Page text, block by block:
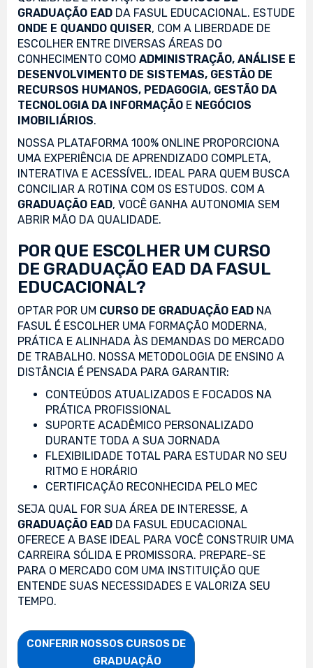
GRADUAÇÃO EAD DA FASUL EDUCACIONAL. ESTUDE
ONDE E QUANDO QUISER, COM A LIBERDADE DE
ESCOLHER ENTRE DIVERSAS ÁREAS DO
CONHECIMENTO COMO ADMINISTRAÇÃO, ANÁLISE E
DESENVOLVIMENTO DE SISTEMAS, GESTÃO DE
RECURSOS HUMANOS, PEDAGOGIA, GESTÃO DA
TECNOLOGIA DA INFORMAÇÃO E NEGÓCIOS
IMOBILIÁRIOS.
NOSSA PLATAFORMA 100% ONLINE PROPORCIONA
UMA EXPERIÊNCIA DE APRENDIZADO COMPLETA,
INTERATIVA E ACESSÍVEL, IDEAL PARA QUEM BUSCA
CONCILIAR A ROTINA COM OS ESTUDOS. COM A
GRADUAÇÃO EAD, VOCÊ GANHA AUTONOMIA SEM
ABRIR MÃO DA QUALIDADE.
POR QUE ESCOLHER UM CURSO
DE GRADUAÇÃO EAD DA FASUL
EDUCACIONAL?
OPTAR POR UM CURSO DE GRADUAÇÃO EAD NA
FASUL É ESCOLHER UMA FORMAÇÃO MODERNA,
PRÁTICA E ALINHADA ÀS DEMANDAS DO MERCADO
DE TRABALHO. NOSSA METODOLOGIA DE ENSINO A
DISTÂNCIA É PENSADA PARA GARANTIR:
CONTEÚDOS ATUALIZADOS E FOCADOS NA
PRÁTICA PROFISSIONAL
SUPORTE ACADÊMICO PERSONALIZADO
DURANTE TODA A SUA JORNADA
FLEXIBILIDADE TOTAL PARA ESTUDAR NO SEU
RITMO E HORÁRIO
CERTIFICAÇÃO RECONHECIDA PELO MEC
SEJA QUAL FOR SUA ÁREA DE INTERESSE, A
GRADUAÇÃO EAD DA FASUL EDUCACIONAL
OFERECE A BASE IDEAL PARA VOCÊ CONSTRUIR UMA
CARREIRA SÓLIDA E PROMISSORA. PREPARE-SE
PARA O MERCADO COM UMA INSTITUIÇÃO QUE
ENTENDE SUAS NECESSIDADES E VALORIZA SEU
TEMPO.
CONFERIR NOSSOS CURSOS DE
                    GRADUAÇÃO